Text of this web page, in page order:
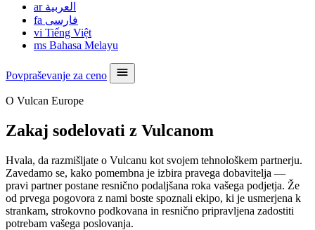
ar العربية
fa فارسی
vi Tiếng Việt
ms Bahasa Melayu
Povpraševanje za ceno
O Vulcan Europe
Zakaj sodelovati z Vulcanom
Hvala, da razmišljate o Vulcanu kot svojem tehnološkem partnerju.
Zavedamo se, kako pomembna je izbira pravega dobavitelja —
pravi partner postane resnično podaljšana roka vašega podjetja. Že
od prvega pogovora z nami boste spoznali ekipo, ki je usmerjena k
strankam, strokovno podkovana in resnično pripravljena zadostiti
potrebam vašega poslovanja.